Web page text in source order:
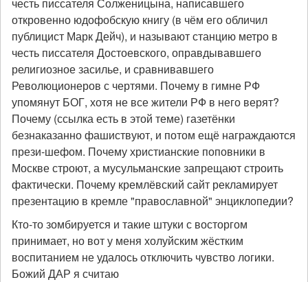
откровенно юдофобскую книгу (в чём его обличил
публицист Марк Дейч), и называют станцию метро в
честь писсателя Достоевского, оправдывавшего
религиозное засилье, и сравнивавшего
Революционеров с чертями. Почему в гимне РФ
упомянут БОГ, хотя не все жители РФ в него верят?
Почему (ссылка есть в этой теме) газетёнки
безнаказанно фашиствуют, и потом ещё награждаются
прези-шефом. Почему христианские поповники в
Москве строют, а мусульманские запрещают строить
фактически. Почему кремлёвский сайт рекламирует
презентацию в кремле "православной" энциклопедии?
Кто-то зомбируется и такие штуки с восторгом
принимает, но вот у меня холуйским жёстким
воспитанием не удалось отключить чувство логики.
Божий ДАР я считаю